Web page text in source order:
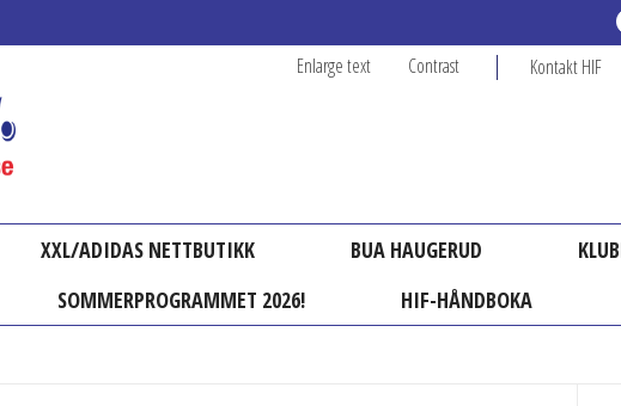
Enlarge text Contrast Kontakt HIF
XXL/ADIDAS NETTBUTIKK BUA HAUGERUD
SOMMERPROGRAMMET 2026! HIF-HÅNDBOKA